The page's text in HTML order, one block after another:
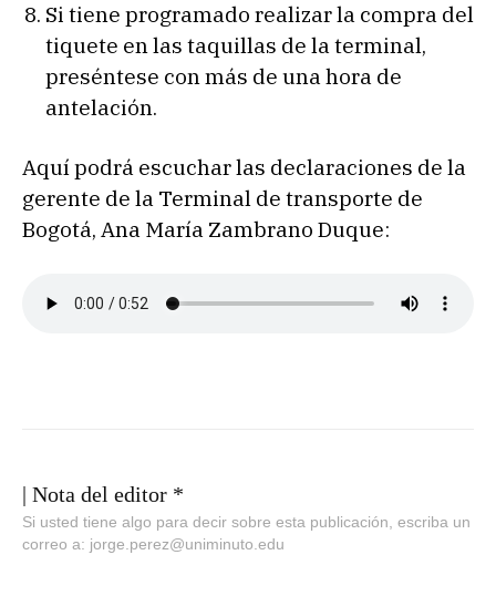
Si tiene programado realizar la compra del
tiquete en las taquillas de la terminal,
preséntese con más de una hora de
antelación.
Aquí podrá escuchar las declaraciones de la
gerente de la Terminal de transporte de
Bogotá, Ana María Zambrano Duque:
| Nota del editor *
Si usted tiene algo para decir sobre esta publicación, escriba un
correo a: jorge.perez@uniminuto.edu